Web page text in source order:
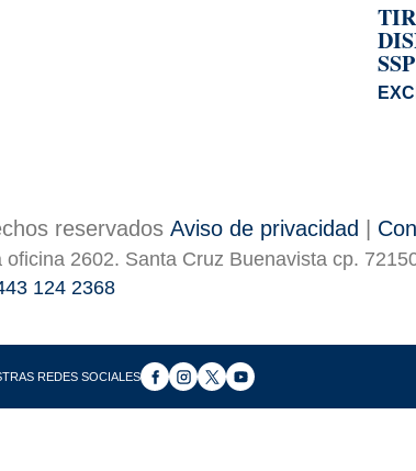
reservados Aviso de privacidad
2602. Santa Cruz Buenavista cp.
124 2368
REDES SOCIALES